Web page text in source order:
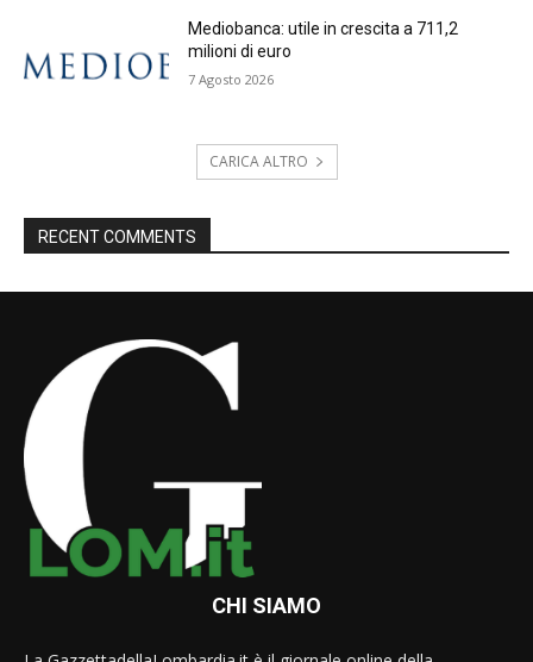
Mediobanca: utile in crescita a 711,2
milioni di euro
7 Agosto 2026
CARICA ALTRO
RECENT COMMENTS
CHI SIAMO